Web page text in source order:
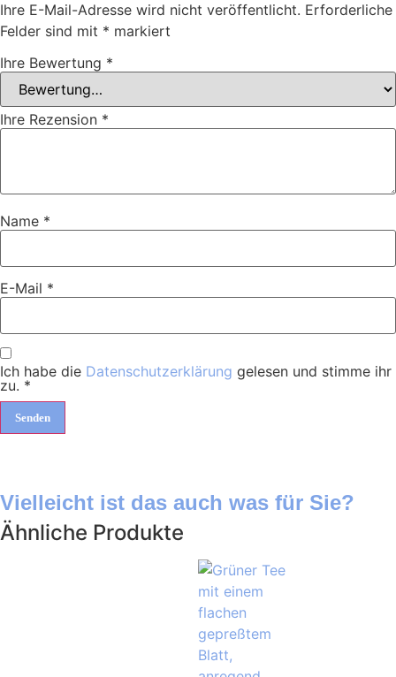
Ihre E-Mail-Adresse wird nicht veröffentlicht. Erforderliche
Felder sind mit * markiert
Ihre Bewertung *
Ihre Rezension *
Name *
E-Mail *
Ich habe die Datenschutzerklärung gelesen und stimme ihr
zu. *
Vielleicht ist das auch was für Sie?
Ähnliche Produkte